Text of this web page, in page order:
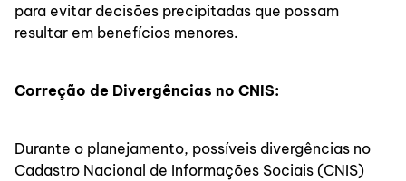
para evitar decisões precipitadas que possam
resultar em benefícios menores.
Correção de Divergências no CNIS:
Durante o planejamento, possíveis divergências no
Cadastro Nacional de Informações Sociais (CNIS)